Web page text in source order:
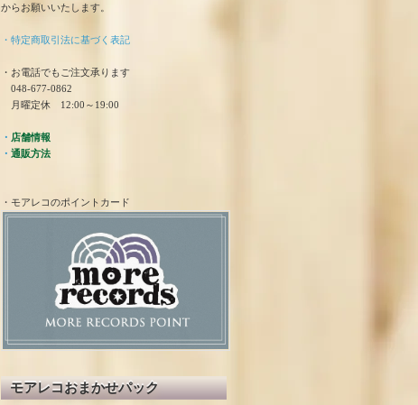
からお願いいたします。
・特定商取引法に基づく表記
・お電話でもご注文承ります
048-677-0862
月曜定休 12:00～19:00
・ 店舗情報
・ 通販方法
・モアレコのポイントカード
モアレコおまかせパック